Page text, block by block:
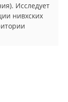
Исследует
нивхских